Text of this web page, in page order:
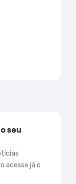
seu
acesse já o